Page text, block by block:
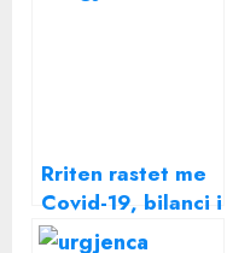
Rriten rastet me
Covid-19, bilanci i
24 orëve të